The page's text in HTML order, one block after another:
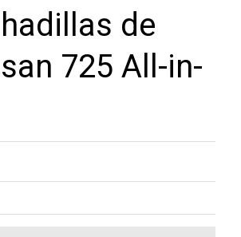
de
725 All-in-